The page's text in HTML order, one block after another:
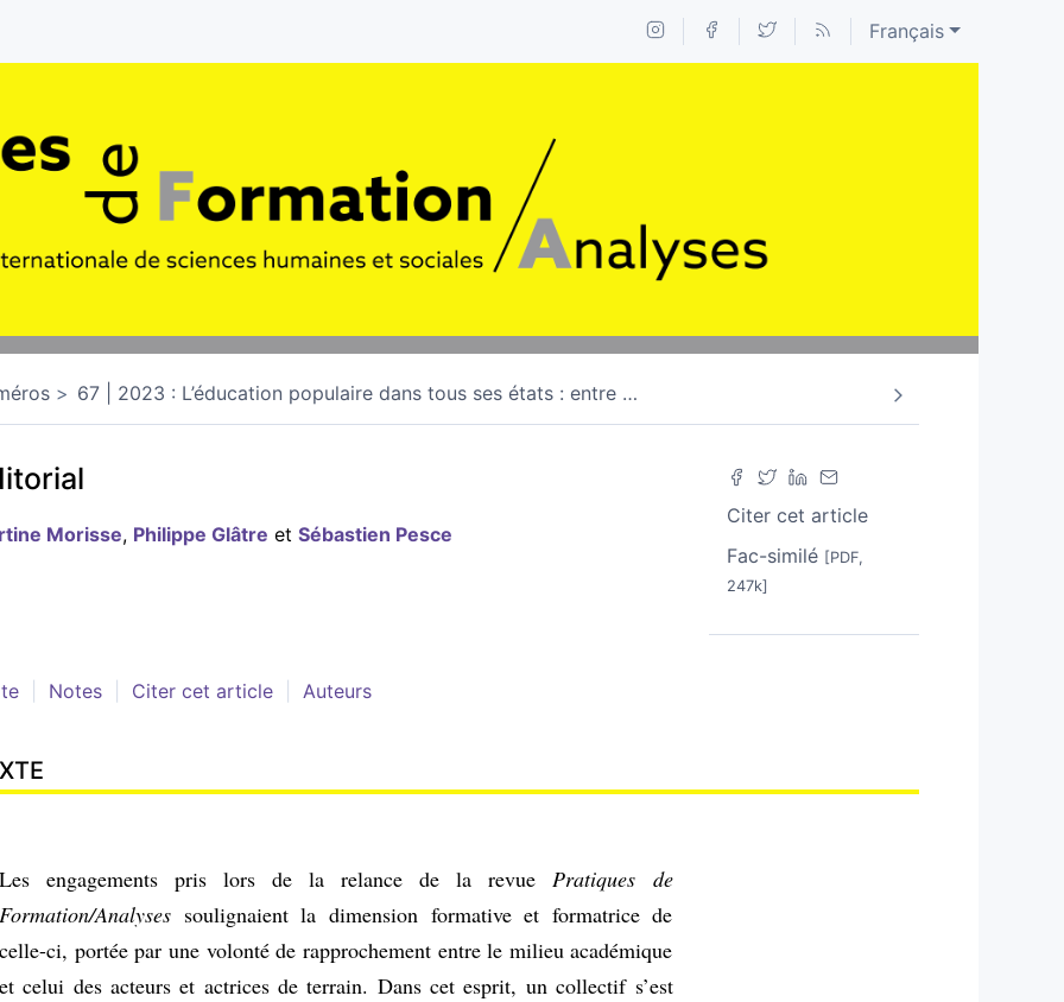
Français
67 | 2023 : L’éducation populaire dans tous ses états : entre …
Citer cet article
Fac-similé [PDF,
247k]
Morisse, Philippe Glâtre et Sébastien Pesce
Notes Citer cet article Auteurs
Les engagements pris lors de la relance de la revuePratiques de
Formation/Analyses soulignaient la dimension formative et formatrice de
celle-ci, portée par une volonté de rapprochement entre le milieu académique
et celui des acteurs et actrices de terrain. Dans cet esprit, un collectif s’est